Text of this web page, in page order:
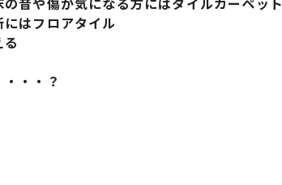
はフロアタイル
・・？